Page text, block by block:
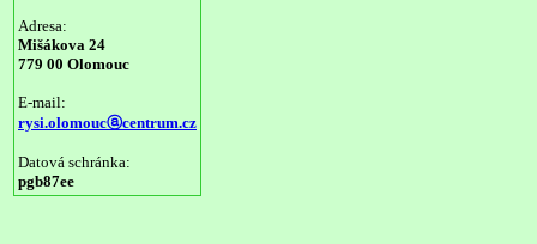
Adresa:
Mišákova 24
779 00 Olomouc
E-mail:
rysi.olomoucⓐcentrum.cz
Datová schránka:
pgb87ee